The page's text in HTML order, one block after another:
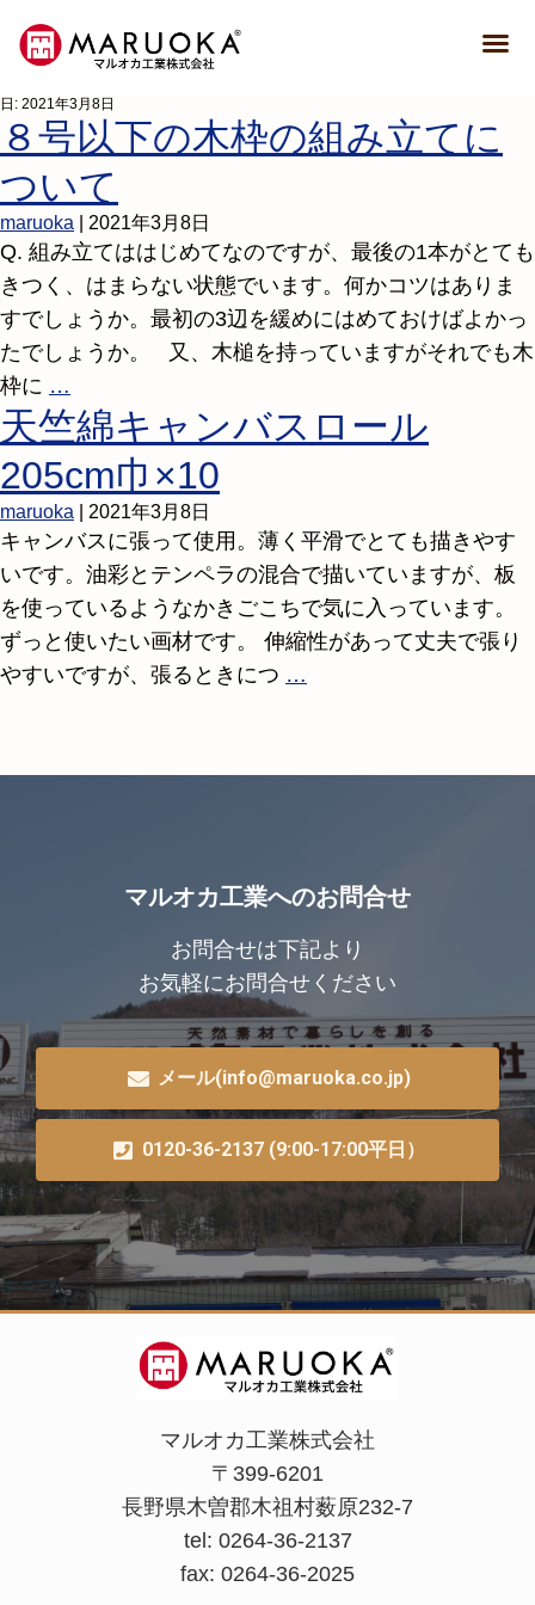
日: 2021年3月8日
８号以下の木枠の組み立てに
ついて
maruoka 2021年3月8日
Q. 組み立てははじめてなのですが、最後の1本がとても
きつく、はまらない状態でいます。何かコツはありま
すでしょうか。最初の3辺を緩めにはめておけばよかっ
たでしょうか。 又、木槌を持っていますがそれでも木
枠に …
天竺綿キャンバスロール
205cm巾×10
maruoka 2021年3月8日
キャンバスに張って使用。薄く平滑でとても描きやす
いです。油彩とテンペラの混合で描いていますが、板
を使っているようなかきごこちで気に入っています。
ずっと使いたい画材です。 伸縮性があって丈夫で張り
やすいですが、張るときにつ …
マルオカ工業へのお問合せ
お問合せは下記より
お気軽にお問合せください
メール(info@maruoka.co.jp)
0120-36-2137 (9:00-17:00平日）
マルオカ工業株式会社
〒399-6201
長野県木曽郡木祖村薮原232-7
tel: 0264-36-2137
fax: 0264-36-2025